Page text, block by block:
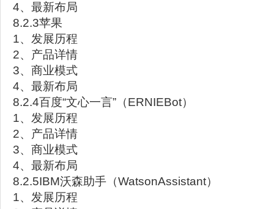
4、最新布局
8.2.3苹果
1、发展历程
2、产品详情
3、商业模式
4、最新布局
8.2.4百度“文心一言”（ERNIEBot）
1、发展历程
2、产品详情
3、商业模式
4、最新布局
8.2.5IBM沃森助手（WatsonAssistant）
1、发展历程